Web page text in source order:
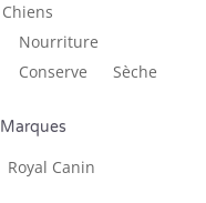
Chiens
Nourriture
Conserve
Sèche
Marques
Royal Canin